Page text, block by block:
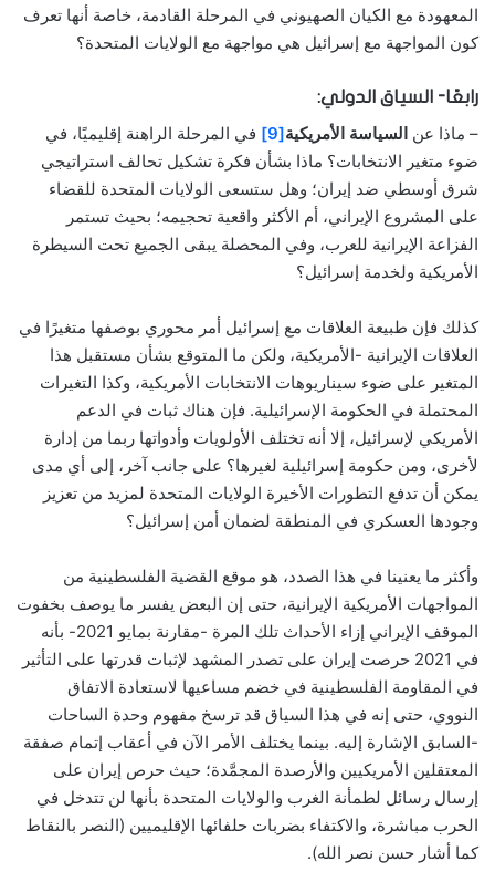
المعهودة مع الكيان الصهيوني في المرحلة القادمة، خاصة أنها تعرف
كون المواجهة مع إسرائيل هي مواجهة مع الولايات المتحدة؟
رابعًا- السياق الدولي:
– ماذا عن السياسة الأمريكية[9]
في المرحلة الراهنة إقليميًا، في
ضوء متغير الانتخابات؟ ماذا بشأن فكرة تشكيل تحالف استراتيجي
شرق أوسطي ضد إيران؛ وهل ستسعى الولايات المتحدة للقضاء
على المشروع الإيراني، أم الأكثر واقعية تحجيمه؛ بحيث تستمر
الفزاعة الإيرانية للعرب، وفي المحصلة يبقى الجميع تحت السيطرة
الأمريكية ولخدمة إسرائيل؟
كذلك فإن طبيعة العلاقات مع إسرائيل أمر محوري بوصفها متغيرًا في
العلاقات الإيرانية -الأمريكية، ولكن ما المتوقع بشأن مستقبل هذا
المتغير على ضوء سيناريوهات الانتخابات الأمريكية، وكذا التغيرات
المحتملة في الحكومة الإسرائيلية. فإن هناك ثبات في الدعم
الأمريكي لإسرائيل، إلا أنه تختلف الأولويات وأدواتها ربما من إدارة
لأخرى، ومن حكومة إسرائيلية لغيرها؟ على جانب آخر، إلى أي مدى
يمكن أن تدفع التطورات الأخيرة الولايات المتحدة لمزيد من تعزيز
وجودها العسكري في المنطقة لضمان أمن إسرائيل؟
وأكثر ما يعنينا في هذا الصدد، هو موقع القضية الفلسطينية من
المواجهات الأمريكية الإيرانية، حتى إن البعض يفسر ما يوصف بخفوت
الموقف الإيراني إزاء الأحداث تلك المرة -مقارنة بمايو 2021- بأنه
في 2021 حرصت إيران على تصدر المشهد لإثبات قدرتها على التأثير
في المقاومة الفلسطينية في خضم مساعيها لاستعادة الاتفاق
النووي، حتى إنه في هذا السياق قد ترسخ مفهوم وحدة الساحات
-السابق الإشارة إليه. بينما يختلف الأمر الآن في أعقاب إتمام صفقة
المعتقلين الأمريكيين والأرصدة المجمَّدة؛ حيث حرص إيران على
إرسال رسائل لطمأنة الغرب والولايات المتحدة بأنها لن تتدخل في
الحرب مباشرة، والاكتفاء بضربات حلفائها الإقليميين (النصر بالنقاط
كما أشار حسن نصر الله).